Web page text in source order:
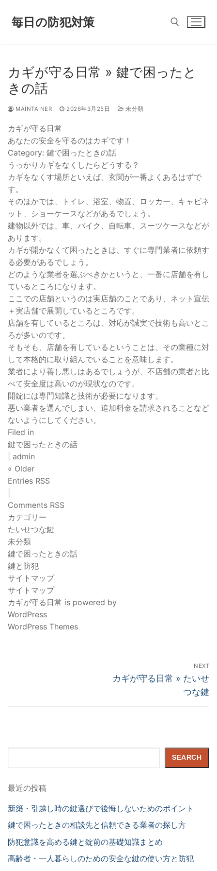
content
毎日の防犯対策
カギが守る日常 » 鍵で困ったと
きの話
MAINTAINER 2026年3月25日 未分類
カギが守る日常
あなたの安全を守るのはカギです！
Category: 鍵で困ったときの話
うっかりカギをなくしたらどうする？
カギをなくす場所といえば、玄関が一番よくあるはずで
す。
そのほかでは、トイレ、浴室、物置、ロッカー、キャビネ
ット、ショーケースなどがあるでしょう。
建物以外では、車、バイク、自転車、スーツケースなどが
あります。
カギが開かなくて困ったときは、すぐに専門業者に依頼す
る必要があるでしょう。
どのような業者を選ぶべきかというと、一番に店舗を有し
ているところになります。
ここでの店舗というのは実店舗のことであり、ネット宣伝
＋実店舗で展開しているところです。
店舗を有しているところは、対応が誠実で技術も高いとこ
ろが多いのです。
そもそも、店舗を有しているということは、その業種に対
して本格的に取り組んでいることを意味します。
業者により善し悪しはあるでしょうが、不店舗の業者と比
べて安全度は高いのが現状なのです。
開錠には専門知識と技術が必要になります。
悪い業者を選んでしまい、追加料金を請求されることなど
ないようにしてください。
Filed in
鍵で困ったときの話
| admin
« Older
Entries RSS
Comments RSS
カテゴリー
たいせつな鍵
未分類
鍵で困ったときの話
鍵と防犯
サイトマップ
サイトマップ
カギが守る日常 is powered by
WordPress
WordPress Themes
NEXT
Next
カギが守る日常 » たいせ
つな鍵
SEARCH
最近の投稿
新築・引越し時の鍵選びで後悔しないためのポイント
鍵で困ったときの相談先と信頼できる業者の探し方
防犯意識を高める鍵と錠前の基礎知識まとめ
高齢者・一人暮らしのための安全な鍵の使い方と防犯